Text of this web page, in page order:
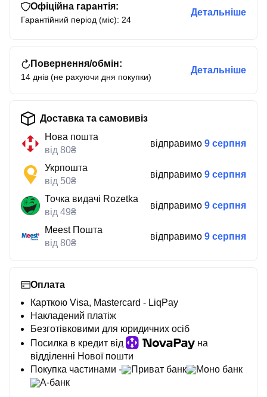
Офіційна гарантія:
Гарантійний період (міс): 24
Детальніше
Повернення/обмін:
14 днів (не рахуючи дня покупки)
Детальніше
Доставка та самовивіз
Нова пошта
від 80₴
відправимо 9 серпня
Укрпошта
від 50₴
відправимо 9 серпня
Точка видачі Rozetka
від 49₴
відправимо 9 серпня
Meest Пошта
від 80₴
відправимо 9 серпня
Оплата
Карткою Visa, Mastercard - LiqPay
Накладений платіж
Безготівковими для юридичних осіб
Посилка в кредит від
на
відділенні Нової пошти
Покупка частинами -
Приват банк
Моно банк
А-банк